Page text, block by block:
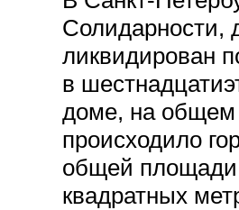
Солидарности,
ликвидирован
в
доме, на общем
происходило
общей площади
квадратных